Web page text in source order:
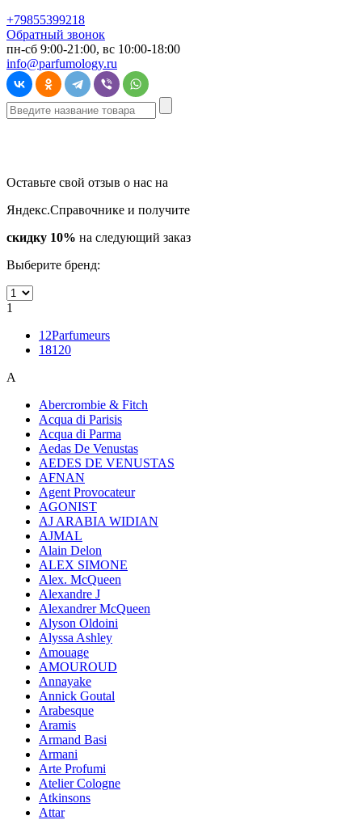
+79855399218
Обратный звонок
пн-сб 9:00-21:00, вс 10:00-18:00
info@parfumology.ru
Оставьте свой отзыв о нас на
Яндекс.Справочнике и получите
скидку 10% на следующий заказ
Выберите бренд:
1
12Parfumeurs
18120
A
Abercrombie & Fitch
Acqua di Parisis
Acqua di Parma
Aedas De Venustas
AEDES DE VENUSTAS
AFNAN
Agent Provocateur
AGONIST
AJ ARABIA WIDIAN
AJMAL
Alain Delon
ALEX SIMONE
Alex. McQueen
Alexandre J
Alexandrer McQueen
Alyson Oldoini
Alyssa Ashley
Amouage
AMOUROUD
Annayake
Annick Goutal
Arabesque
Aramis
Armand Basi
Armani
Arte Profumi
Atelier Cologne
Atkinsons
Attar